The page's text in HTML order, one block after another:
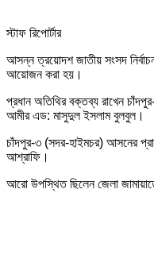
স্টাফ রিপোর্টার
আসন্ন ত্রয়োদশ জাতীয় সংসদ
আয়োজন করা হয়।
প্রধান অতিথির বক্তব্য রাখেন
আমীর এড: মাসুদুল ইসলাম বুলবুল।
চাঁদপুর-৩ (সদর-হাইমচর) আসনের
আশ্রাফি।
আরো উপস্থিত ছিলেন জেলা